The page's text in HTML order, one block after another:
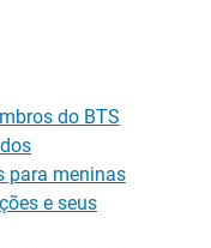
do BTS
para meninas
e seus